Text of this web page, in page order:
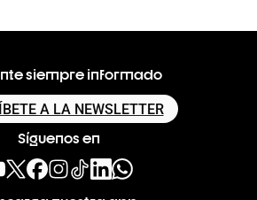
siempre informado
A LA NEWSLETTER
Síguenos en